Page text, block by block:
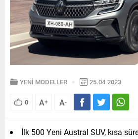
YENİ MODELLER 25.04.2023
0 A+ A-
İlk 500 Yeni Austral SUV, kısa